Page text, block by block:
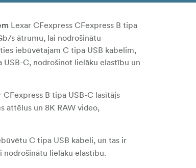
Lexar CFexpress CFexpress B tipa
s ātrumu, lai nodrošinātu
iebūvētajam C tipa USB kabelim,
USB-C, nodrošinot lielāku elastību un
B tipa USB-C lasītājs
attēlus un 8K RAW video,
C tipa USB kabeli, un tas ir
nodrošinātu lielāku elastību.